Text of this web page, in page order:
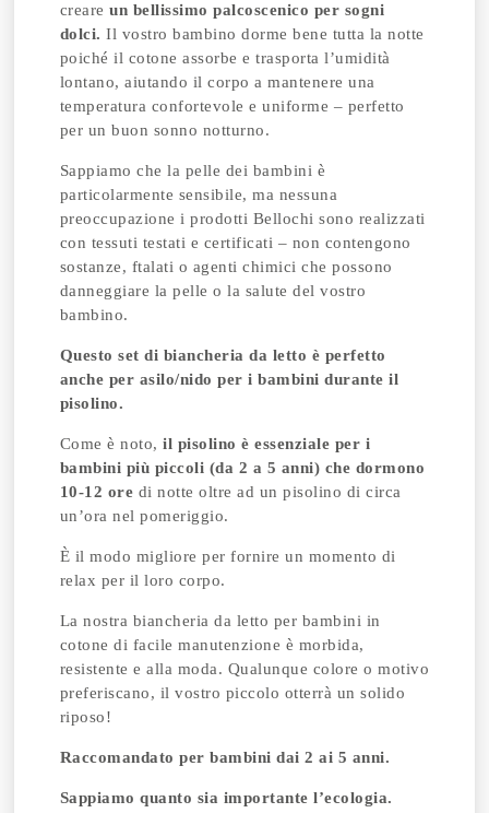
creareun bellissimo palcoscenico per sogni
dolci. Il vostro bambino dorme bene tutta la notte
poiché il cotone assorbe e trasporta l’umidità
lontano, aiutando il corpo a mantenere una
temperatura confortevole e uniforme – perfetto
per un buon sonno notturno.
Sappiamo che la pelle dei bambini è
particolarmente sensibile, ma nessuna
preoccupazione i prodotti Bellochi sono realizzati
con tessuti testati e certificati – non contengono
sostanze, ftalati o agenti chimici che possono
danneggiare la pelle o la salute del vostro
bambino.
Questo set di biancheria da letto è perfetto
anche per asilo/nido per i bambini durante il
pisolino.
Come è noto,il pisolino è essenziale per i
bambini più piccoli (da 2 a 5 anni) che dormono
10-12 ore di notte oltre ad un pisolino di circa
un’ora nel pomeriggio.
È il modo migliore per fornire un momento di
relax per il loro corpo.
La nostra biancheria da letto per bambini in
cotone di facile manutenzione è morbida,
resistente e alla moda. Qualunque colore o motivo
preferiscano, il vostro piccolo otterrà un solido
riposo!
Raccomandato per bambini dai 2 ai 5 anni.
Sappiamo quanto sia importante l’ecologia.